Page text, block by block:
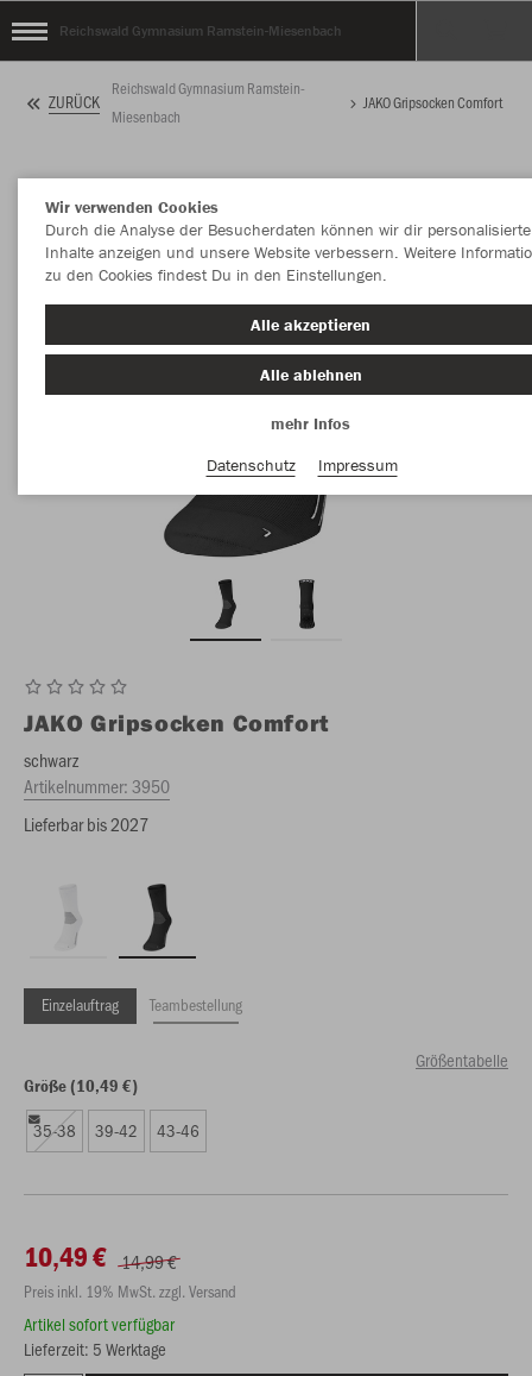
Reichswald Gymnasium Ramstein-Miesenbach
ZURÜCK
Reichswald Gymnasium Ramstein-
Miesenbach
JAKO Gripsocken Comfort
JAKO Gripsocken Comfort
schwarz
Artikelnummer:3950
Lieferbar bis 2027
Einzelauftrag Teambestellung
Größentabelle
Größe (10,49 €)
35-38 39-42 43-46
10,49 € 14,99 €
Preis inkl. 19% MwSt. zzgl. Versand
Artikel sofort verfügbar
Lieferzeit: 5 Werktage
Wir verwenden Cookies
Durch die Analyse der Besucherdaten können wir dir personalisierte
Inhalte anzeigen und unsere Website verbessern. Weitere
zu den Cookies findest Du in den Einstellungen.
Alle akzeptieren
Alle ablehnen
mehr Infos
Datenschutz
Impressum